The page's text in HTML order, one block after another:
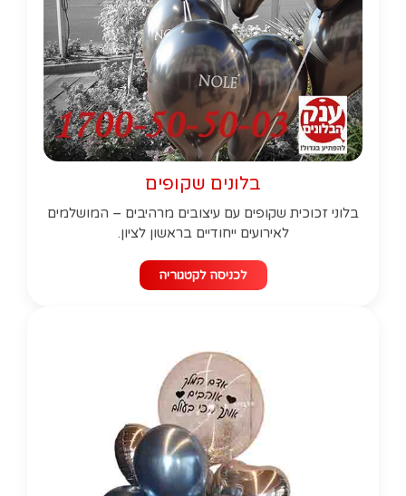
בלונים שקופים
בלוני זכוכית שקופים עם עיצובים מרהיבים – המושלמים
לאירועים ייחודיים בראשון לציון.
לכניסה לקטגוריה